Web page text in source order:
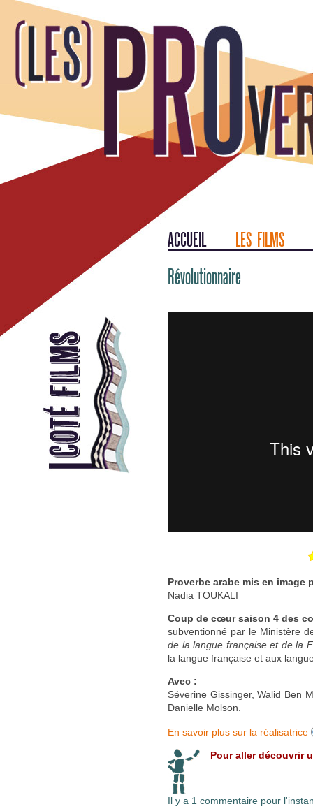
ACCUEIL LES FILMS
Révolutionnaire
Proverbe arabe mis en image
Nadia TOUKALI
Coup de cœur saison 4 des
subventionné par le Ministère
de la langue française et de la
la langue française et aux
Avec :
Séverine Gissinger, Walid Ben
Danielle Molson.
En savoir plus sur la réalisatrice
Pour aller découvrir
Il y a 1 commentaire pour